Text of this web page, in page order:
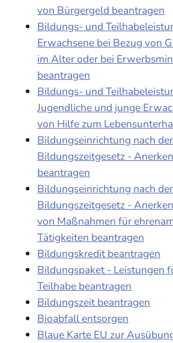
von Bürgergeld beantragen
Bildungs- und
Erwachsene bei Bezug von
im Alter oder bei
beantragen
Bildungs- und
Jugendliche und junge
von Hilfe zum
Bildungseinrichtung nach
Bildungszeitgesetz -
beantragen
Bildungseinrichtung nach
Bildungszeitgesetz -
von Maßnahmen für
Tätigkeiten beantragen
Bildungskredit beantragen
Bildungspaket - Leistungen
Teilhabe beantragen
Bildungszeit beantragen
Bioabfall entsorgen
Blaue Karte EU zur